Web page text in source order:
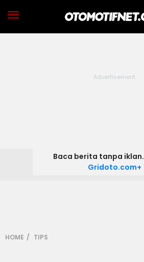
Baca berita tanpa iklan.
Gridoto.com+
HOME TIPS